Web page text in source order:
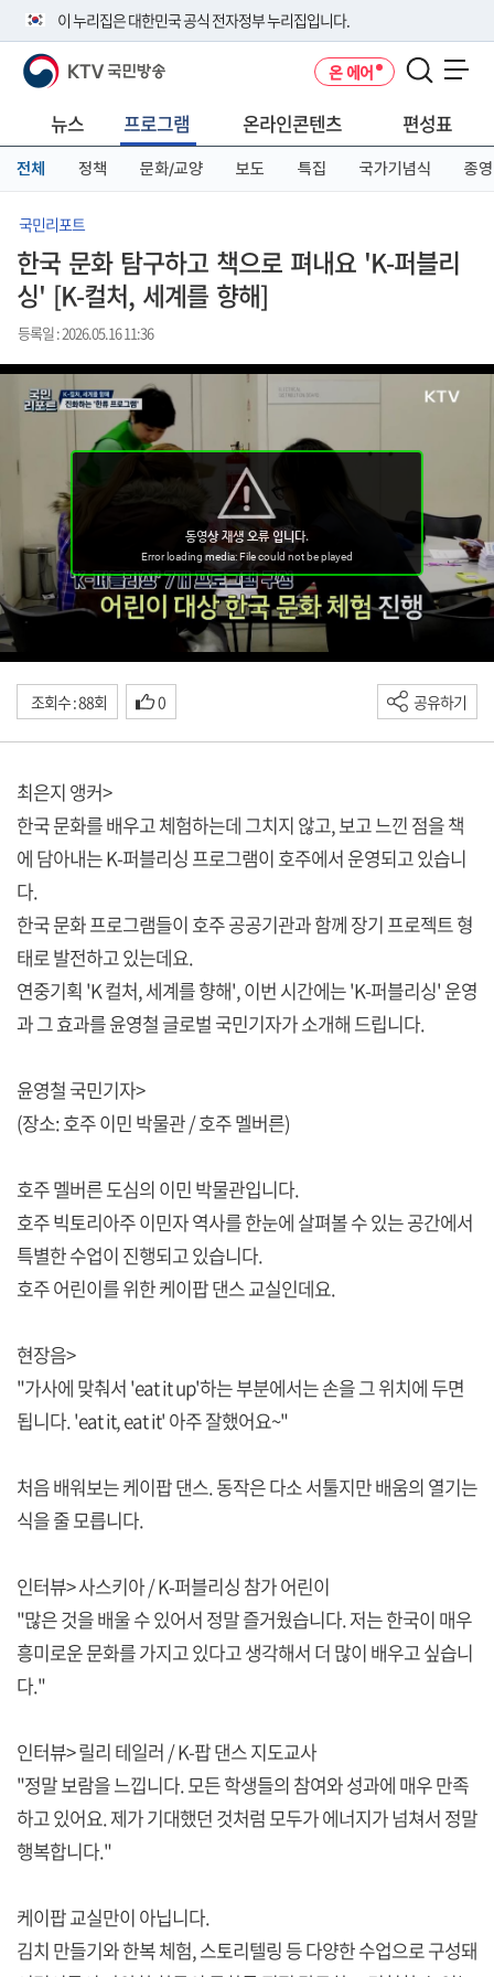
이 누리집은 대한민국 공식 전자정부 누리집입니다.
공식 누리집 주소 확인하기
니다.
이밖에 or.kr 또는 .kr등 다른 도메인 주소를 사용하고 있다면 아래 URL에
서 도메인 주소를 확인해 보세요
KTV 국민방송 온 에어
뉴스 프로그램 온라인콘텐츠 편성표
전체 정책 문화/교양 보도 특집 국가기념식 종영
국민리포트
한국 문화 탐구하고 책으로 펴내요 'K-퍼블리
싱' [K-컬처, 세계를 향해]
등록일 : 2026.05.16 11:36
조회수 : 88회 0 공유하기
최은지 앵커>
한국 문화를 배우고 체험하는데 그치지 않고, 보고 느낀 점을 책
에 담아내는 K-퍼블리싱 프로그램이 호주에서 운영되고 있습니
다.
한국 문화 프로그램들이 호주 공공기관과 함께 장기 프로젝트 형
태로 발전하고 있는데요.
연중기획 'K 컬처, 세계를 향해', 이번 시간에는 'K-퍼블리싱' 운영
과 그 효과를 윤영철 글로벌 국민기자가 소개해 드립니다.
윤영철 국민기자>
(장소: 호주 이민 박물관 / 호주 멜버른)
호주 멜버른 도심의 이민 박물관입니다.
호주 빅토리아주 이민자 역사를 한눈에 살펴볼 수 있는 공간에서
특별한 수업이 진행되고 있습니다.
호주 어린이를 위한 케이팝 댄스 교실인데요.
현장음>
"가사에 맞춰서 'eat it up'하는 부분에서는 손을 그 위치에 두면
됩니다. 'eat it, eat it' 아주 잘했어요~"
처음 배워보는 케이팝 댄스. 동작은 다소 서툴지만 배움의 열기는
식을 줄 모릅니다.
인터뷰> 사스키아 / K-퍼블리싱 참가 어린이
"많은 것을 배울 수 있어서 정말 즐거웠습니다. 저는 한국이 매우
흥미로운 문화를 가지고 있다고 생각해서 더 많이 배우고 싶습니
다."
인터뷰> 릴리 테일러 / K-팝 댄스 지도교사
"정말 보람을 느낍니다. 모든 학생들의 참여와 성과에 매우 만족
하고 있어요. 제가 기대했던 것처럼 모두가 에너지가 넘쳐서 정말
행복합니다."
케이팝 교실만이 아닙니다.
김치 만들기와 한복 체험, 스토리텔링 등 다양한 수업으로 구성돼